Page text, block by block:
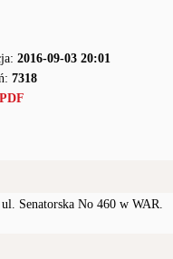
2016-09-03 20:01
7318
Senatorska No 460 w WAR.